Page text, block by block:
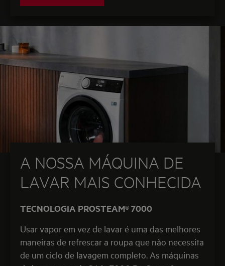
A NOSSA MÁQUINA DE
LAVAR MAIS CONHECIDA
TECNOLOGIA PROSTEAM® 7000
Usar vapor em vez de lavar é uma das melhores
maneiras de refrescar a roupa que não necessita
de um ciclo de lavagem completo. As máquinas